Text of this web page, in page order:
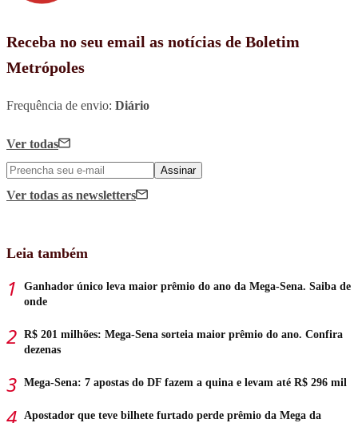
Receba no seu email as notícias de Boletim
Metrópoles
Frequência de envio: Diário
Ver todas
Assinar
Ver todas as newsletters
Leia também
Ganhador único leva maior prêmio do ano da Mega-Sena. Saiba de
onde
R$ 201 milhões: Mega-Sena sorteia maior prêmio do ano. Confira
dezenas
Mega-Sena: 7 apostas do DF fazem a quina e levam até R$ 296 mil
Apostador que teve bilhete furtado perde prêmio da Mega da